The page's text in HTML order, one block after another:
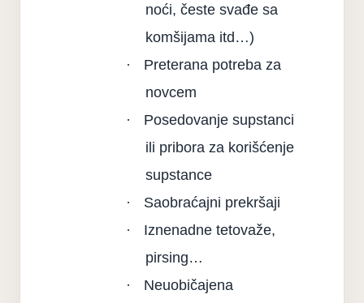
noći, česte svađe sa
komšijama itd…)
·
Preterana potreba za
novcem
·
Posedovanje supstanci
ili pribora za korišćenje
supstance
·
Saobraćajni prekršaji
·
Iznenadne tetovaže,
pirsing…
·
Neuobičajena